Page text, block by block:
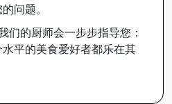
问题。
们的厨师会一步步指导您：
平的美食爱好者都乐在其